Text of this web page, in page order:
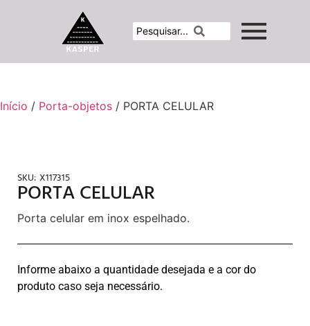
Início / Porta-objetos / PORTA CELULAR
SKU: X117315
PORTA CELULAR
Porta celular em inox espelhado.
Informe abaixo a quantidade desejada e a cor do
produto caso seja necessário.